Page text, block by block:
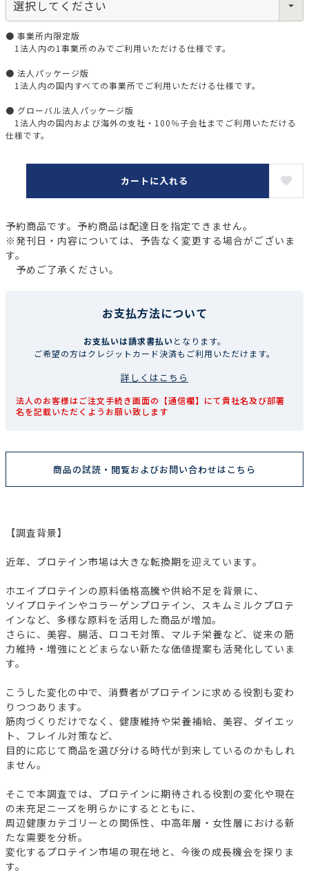
● 事業所内限定版
1法人内の1事業所のみでご利用いただける仕様です。
● 法人パッケージ版
1法人内の国内すべての事業所でご利用いただける仕様です。
● グローバル法人パッケージ版
1法人内の国内および海外の支社・100％子会社までご利用いただける
仕様です。
カートに入れる
予約商品です。予約商品は配達日を指定できません。
※発刊日・内容については、予告なく変更する場合がございま
す。
予めご了承ください。
お支払方法について
お支払いは請求書払いとなります。
ご希望の方はクレジットカード決済もご利用いただけます。
詳しくはこちら
法人のお客様はご注文手続き画面の【通信欄】にて貴社名及び部署
名を記載いただくようお願い致します
商品の試読・閲覧およびお問い合わせはこちら
【調査背景】
近年、プロテイン市場は大きな転換期を迎えています。
ホエイプロテインの原料価格高騰や供給不足を背景に、
ソイプロテインやコラーゲンプロテイン、スキムミルクプロテ
インなど、多様な原料を活用した商品が増加。
さらに、美容、腸活、ロコモ対策、マルチ栄養など、従来の筋
力維持・増強にとどまらない新たな価値提案も活発化していま
す。
こうした変化の中で、消費者がプロテインに求める役割も変わ
りつつあります。
筋肉づくりだけでなく、健康維持や栄養補給、美容、ダイエッ
ト、フレイル対策など、
目的に応じて商品を選び分ける時代が到来しているのかもしれ
ません。
そこで本調査では、プロテインに期待される役割の変化や現在
の未充足ニーズを明らかにするとともに、
周辺健康カテゴリーとの関係性、中高年層・女性層における新
たな需要を分析。
変化するプロテイン市場の現在地と、今後の成長機会を探りま
す。